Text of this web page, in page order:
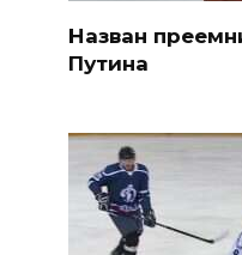
Назван
Путина